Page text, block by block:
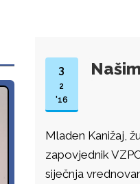
3
2
'16
Mladen Kanižaj,
zapovjednik
siječnja